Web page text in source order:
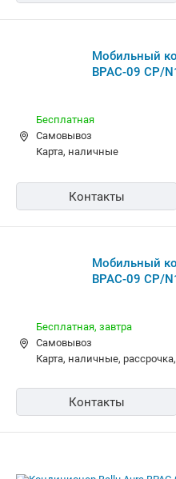
Мобильный
BPAC-09 CP/
Бесплатная
Самовывоз
карта, наличные
Контакты
Мобильный
BPAC-09 CP/
Бесплатная, завтра
Самовывоз
карта, наличные,
Контакты